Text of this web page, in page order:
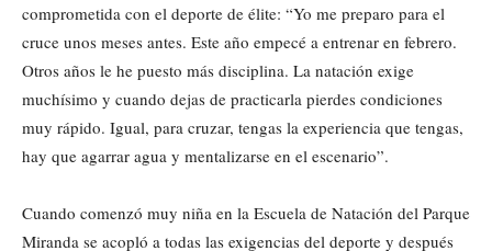
comprometida con el deporte de élite: “Yo me preparo para el
cruce unos meses antes. Este año empecé a entrenar en febrero.
Otros años le he puesto más disciplina. La natación exige
muchísimo y cuando dejas de practicarla pierdes condiciones
muy rápido. Igual, para cruzar, tengas la experiencia que tengas,
hay que agarrar agua y mentalizarse en el escenario”.
Cuando comenzó muy niña en la Escuela de Natación del Parque
Miranda se acopló a todas las exigencias del deporte y después